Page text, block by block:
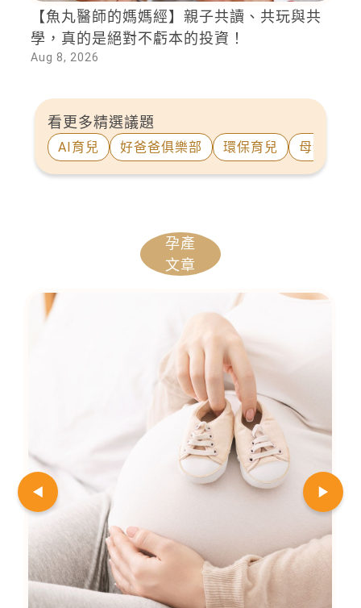
【魚丸醫師的媽媽經】親子共讀、共玩與共
學，真的是絕對不虧本的投資！
Aug 8, 2026
看更多精選議題
AI育兒 好爸爸俱樂部 環保育兒 母親群像
孕產
文章